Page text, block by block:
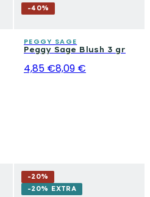
-40%
PEGGY SAGE
Peggy Sage Blush 3 gr
4,85 €8,09 €
-20%
-20% EXTRA